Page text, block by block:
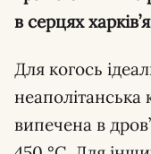
в серцях
Для когось
неаполітанська
випечена в